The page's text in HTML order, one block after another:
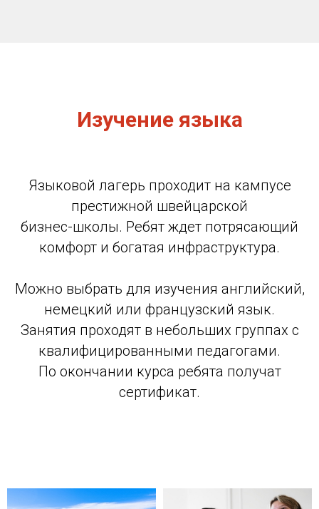
Изучение языка
Языковой лагерь проходит на кампусе
престижной швейцарской
бизнес-школы. Ребят ждет потрясающий
комфорт и богатая инфраструктура.
Можно выбрать для изучения английский,
немецкий или французский язык.
Занятия проходят в небольших группах с
квалифицированными педагогами.
По окончании курса ребята получат
сертификат.